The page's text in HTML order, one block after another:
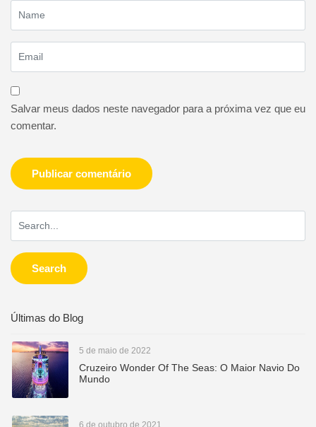
Salvar meus dados neste navegador para a próxima vez que eu
comentar.
Search
Últimas do Blog
5 de maio de 2022
Cruzeiro Wonder Of The Seas: O Maior Navio Do
Mundo